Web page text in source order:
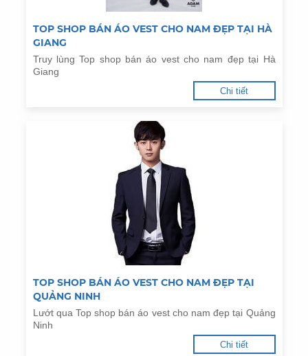
TOP SHOP BÁN ÁO VEST CHO NAM ĐẸP TẠI HÀ
GIANG
Truy lùng Top shop bán áo vest cho nam đẹp tại Hà
Giang
Chi tiết
TOP SHOP BÁN ÁO VEST CHO NAM ĐẸP TẠI
QUẢNG NINH
Lướt qua Top shop bán áo vest cho nam đẹp tại Quảng
Ninh
Chi tiết